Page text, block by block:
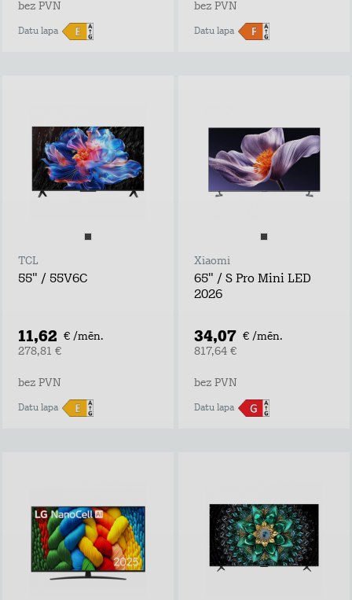
bez PVN
Datu lapa
bez PVN
Datu lapa
TCL
55" / 55V6C
11,62 € /mēn.
278,81 €
bez PVN
Datu lapa
Xiaomi
65" / S Pro Mini LED
2026
34,07 € /mēn.
817,64 €
bez PVN
Datu lapa